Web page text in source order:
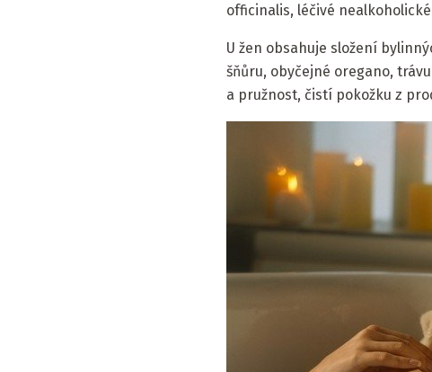
officinalis, léčivé
U žen obsahuje složení
šňůru, obyčejné oregano,
a pružnost, čistí pokožku z